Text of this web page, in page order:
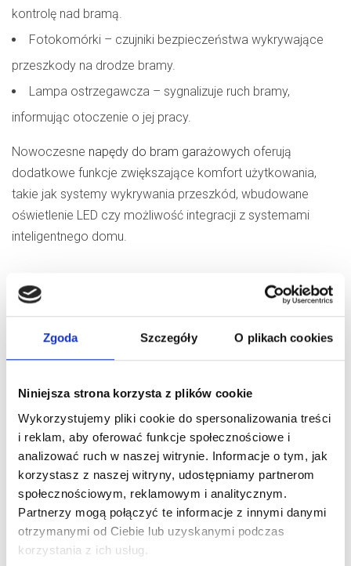
Zgoda Szczegóły O plikach cookies
Niniejsza strona korzysta z plików cookie
Wykorzystujemy pliki cookie do spersonalizowania treści
i reklam, aby oferować funkcje społecznościowe i
analizować ruch w naszej witrynie. Informacje o tym, jak
korzystasz z naszej witryny, udostępniamy partnerom
społecznościowym, reklamowym i analitycznym.
Partnerzy mogą połączyć te informacje z innymi danymi
otrzymanymi od Ciebie lub uzyskanymi podczas
korzystania z ich usług.
kontrolę nad bramą.
Fotokomórki – czujniki bezpieczeństwa wykrywające
przeszkody na drodze bramy.
Lampa ostrzegawcza – sygnalizuje ruch bramy,
informując otoczenie o jej pracy.
Nowoczesne napędy do bram garażowych oferują
dodatkowe funkcje zwiększające komfort użytkowania,
takie jak systemy wykrywania przeszkód, wbudowane
oświetlenie LED czy możliwość integracji z systemami
inteligentnego domu.
FAQ
Jakie są główne korzyści z
bramy garażowej?
Automatyka do bramy garażowej zwiększa komfort
użytkowania, pozwalając na zdalne sterowanie bramą
bez konieczności wysiadania z pojazdu. Dodatkowo
poprawia bezpieczeństwo dzięki funkcjom takim jak
wykrywanie przeszkód i automatyczne zatrzymanie
bramy w przypadku ich napotkania.
Czy każda brama garażowa
może być wyposażona w
automatykę?
Większość bram garażowych można
Jakie elementy składają się na